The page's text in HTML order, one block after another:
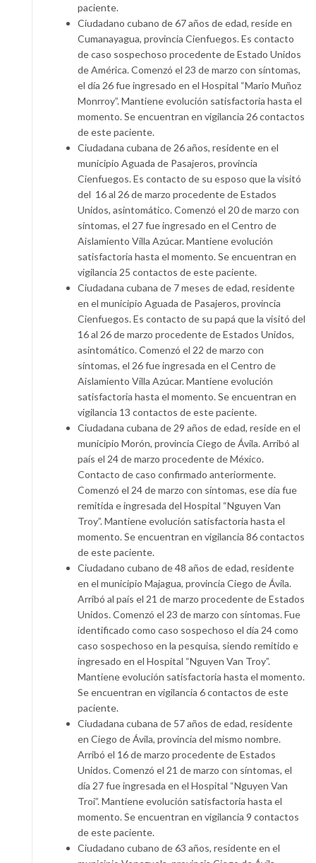
paciente.
Ciudadano cubano de 67 años de edad, reside en
Cumanayagua, provincia Cienfuegos. Es contacto
de caso sospechoso procedente de Estado Unidos
de América. Comenzó el 23 de marzo con síntomas,
el día 26 fue ingresado en el Hospital “Mario Muñoz
Monrroy”. Mantiene evolución satisfactoria hasta el
momento. Se encuentran en vigilancia 26 contactos
de este paciente.
Ciudadana cubana de 26 años, residente en el
municipio Aguada de Pasajeros, provincia
Cienfuegos. Es contacto de su esposo que la visitó
del 16 al 26 de marzo procedente de Estados
Unidos, asintomático. Comenzó el 20 de marzo con
síntomas, el 27 fue ingresado en el Centro de
Aislamiento Villa Azúcar. Mantiene evolución
satisfactoria hasta el momento. Se encuentran en
vigilancia 25 contactos de este paciente.
Ciudadana cubana de 7 meses de edad, residente
en el municipio Aguada de Pasajeros, provincia
Cienfuegos. Es contacto de su papá que la visitó del
16 al 26 de marzo procedente de Estados Unidos,
asintomático. Comenzó el 22 de marzo con
síntomas, el 26 fue ingresada en el Centro de
Aislamiento Villa Azúcar. Mantiene evolución
satisfactoria hasta el momento. Se encuentran en
vigilancia 13 contactos de este paciente.
Ciudadana cubana de 29 años de edad, reside en el
municipio Morón, provincia Ciego de Ávila. Arribó al
país el 24 de marzo procedente de México.
Contacto de caso confirmado anteriormente.
Comenzó el 24 de marzo con síntomas, ese día fue
remitida e ingresada del Hospital “Nguyen Van
Troy”. Mantiene evolución satisfactoria hasta el
momento. Se encuentran en vigilancia 86 contactos
de este paciente.
Ciudadano cubano de 48 años de edad, residente
en el municipio Majagua, provincia Ciego de Ávila.
Arribó al país el 21 de marzo procedente de Estados
Unidos. Comenzó el 23 de marzo con síntomas. Fue
identificado como caso sospechoso el día 24 como
caso sospechoso en la pesquisa, siendo remitido e
ingresado en el Hospital “Nguyen Van Troy”.
Mantiene evolución satisfactoria hasta el momento.
Se encuentran en vigilancia 6 contactos de este
paciente.
Ciudadana cubana de 57 años de edad, residente
en Ciego de Ávila, provincia del mismo nombre.
Arribó el 16 de marzo procedente de Estados
Unidos. Comenzó el 21 de marzo con síntomas, el
día 27 fue ingresada en el Hospital “Nguyen Van
Troi”. Mantiene evolución satisfactoria hasta el
momento. Se encuentran en vigilancia 9 contactos
de este paciente.
Ciudadano cubano de 63 años, residente en el